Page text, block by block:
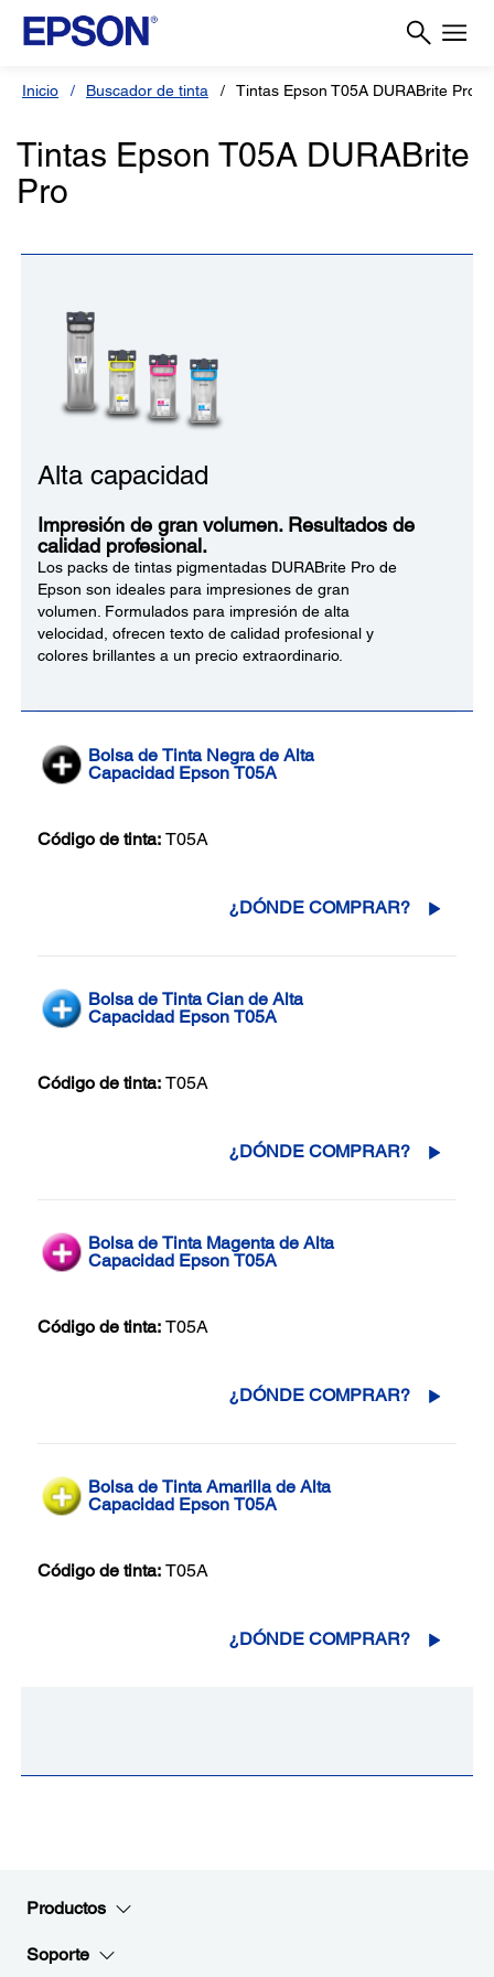
Inicio Buscador de tinta Tintas Epson T05A DURABrite Pro
Tintas Epson T05A DURABrite
Pro
Alta capacidad
Impresión de gran volumen. Resultados de
calidad profesional.
Los packs de tintas pigmentadas DURABrite Pro de
Epson son ideales para impresiones de gran
volumen. Formulados para impresión de alta
velocidad, ofrecen texto de calidad profesional y
colores brillantes a un precio extraordinario.
Bolsa de Tinta Negra de Alta
Capacidad Epson T05A
Código de tinta: T05A
¿DÓNDE COMPRAR?
Bolsa de Tinta Cian de Alta
Capacidad Epson T05A
Código de tinta: T05A
¿DÓNDE COMPRAR?
Bolsa de Tinta Magenta de Alta
Capacidad Epson T05A
Código de tinta: T05A
¿DÓNDE COMPRAR?
Bolsa de Tinta Amarilla de Alta
Capacidad Epson T05A
Código de tinta: T05A
¿DÓNDE COMPRAR?
Productos
Soporte